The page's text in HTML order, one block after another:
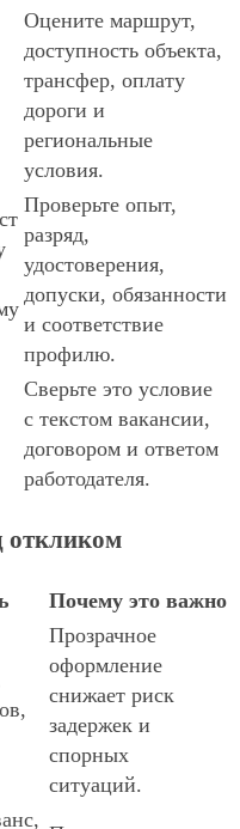
Оцените маршрут,
доступность объекта,
трансфер, оплату
дороги и
региональные
условия.
Проверьте опыт,
разряд,
удостоверения,
допуски, обязанности
и соответствие
профилю.
Сверьте это условие
с текстом вакансии,
договором и ответом
работодателя.
откликом
Почему это важно
Прозрачное
оформление
снижает риск
задержек и
спорных
ситуаций.